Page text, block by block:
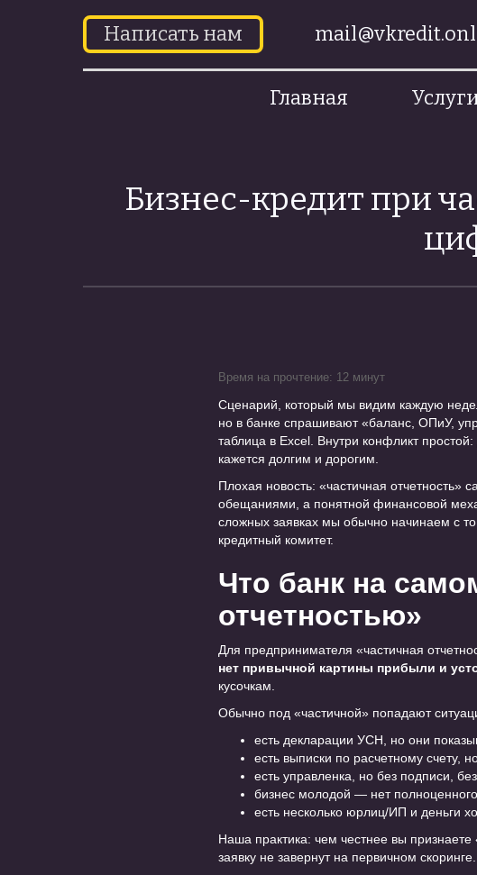
Написать нам
Главная
Бизнес-кредит при
Время на прочтение: 12 минут
Сценарий, который мы видим каждую
но в банке спрашивают «баланс, ОПиУ,
таблица в Excel. Внутри конфликт
кажется долгим и дорогим.
Плохая новость: «частичная
обещаниями, а понятной финансовой
сложных заявках мы обычно начинаем с
кредитный комитет.
Что банк на
отчетностью»
Для предпринимателя «частичная
нет привычной картины прибыли и
кусочкам.
Обычно под «частичной» попадают
есть декларации УСН, но они
есть выписки по расчетному счету,
есть управленка, но без подписи,
бизнес молодой — нет
есть несколько юрлиц/ИП и деньги
Наша практика: чем честнее вы
заявку не завернут на первичном скоринге.